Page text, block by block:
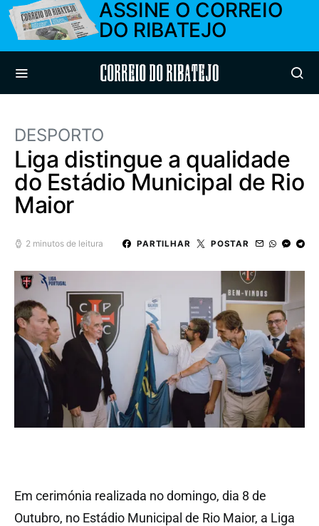
ASSINE O CORREIO
DO RIBATEJO
Correio do Ribatejo
DESPORTO
Liga distingue a qualidade
do Estádio Municipal de Rio
Maior
2 minutos de leitura PARTILHAR POSTAR
Em cerimónia realizada no domingo, dia 8 de
Outubro, no Estádio Municipal de Rio Maior, a Liga